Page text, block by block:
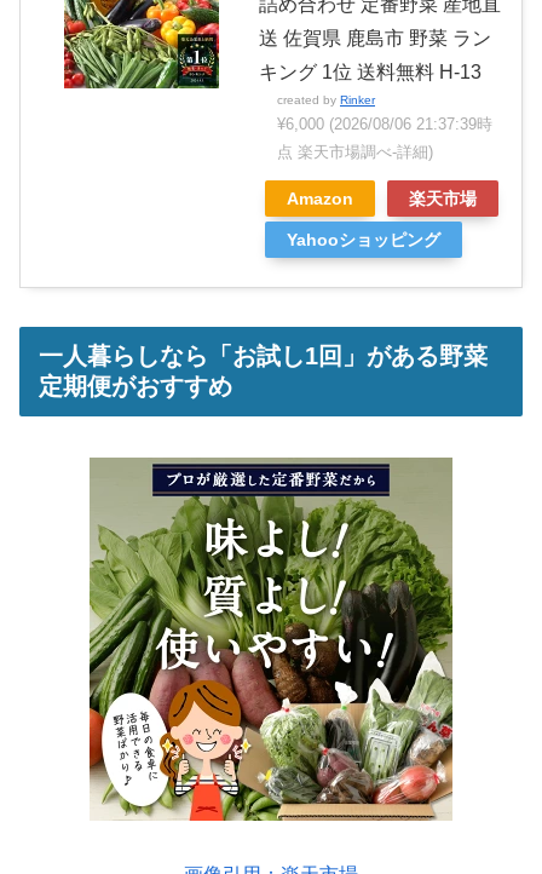
送 佐賀県 鹿島市 野菜 ラン
キング 1位 送料無料 H-13
created by Rinker
¥6,000 (2026/08/06 21:37:39時
点 楽天市場調べ-詳細)
Amazon 楽天市場
Yahooショッピング
一人暮らしなら「お試し1回」がある野菜
定期便がおすすめ